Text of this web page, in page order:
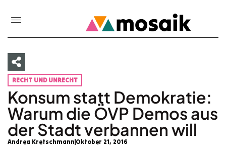
RECHT UND UNRECHT
Konsum statt Demokratie:
Warum die ÖVP Demos aus
der Stadt verbannen will
Andrea Kretschmann Oktober 21, 2016